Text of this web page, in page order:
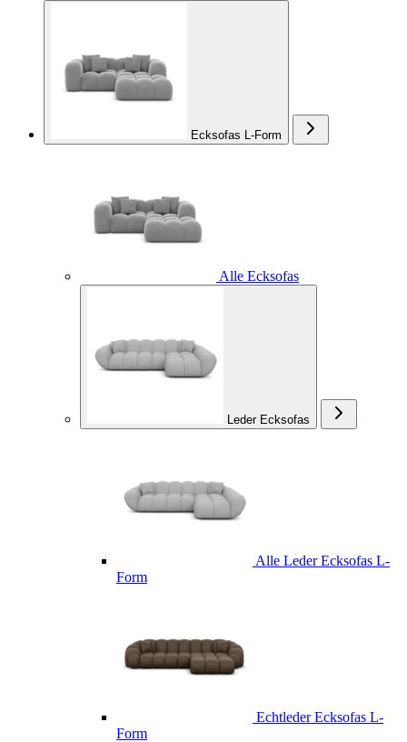
Ecksofas L-Form
Alle Ecksofas
Leder Ecksofas
Alle Leder Ecksofas L-
Form
Echtleder Ecksofas L-
Form